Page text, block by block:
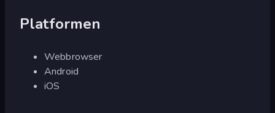
Platformen
Webbrowser
Android
iOS